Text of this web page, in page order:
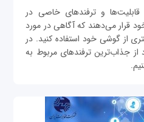
و ترفندهای خاصی در
قرار می‌دهند که آگاهی در مورد
از گوشی خود استفاده کنید. در
جذاب‌ترین ترفندهای مربوط به